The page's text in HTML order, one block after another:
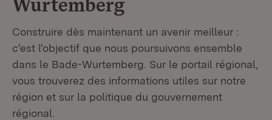
Construire dès maintenant un avenir meilleur :
c'est l'objectif que nous poursuivons ensemble
dans le Bade-Wurtemberg. Sur le portail régional,
vous trouverez des informations utiles sur notre
région et sur la politique du gouvernement
régional.